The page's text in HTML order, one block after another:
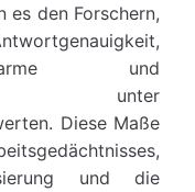
es den Forschern,
und
unter
Diese Maße
und die